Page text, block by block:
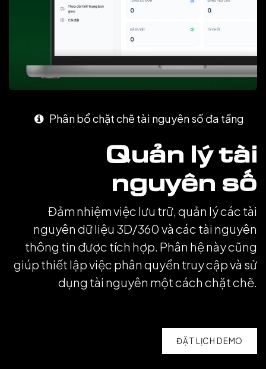
Phân bổ chặt chẽ tài nguyên số đa tầng
Quản lý tài
nguyên số
Đảm nhiệm việc lưu trữ, quản lý các tài
nguyên dữ liệu 3D/360 và các tài nguyên
thông tin được tích hợp. Phân hệ này cũng
giúp thiết lập việc phân quyền truy cập và sử
dụng tài nguyên một cách chặt chẽ.
ĐẶT LỊCH DEMO